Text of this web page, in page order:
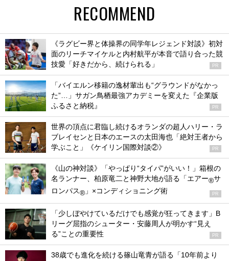
RECOMMEND
《ラグビー界と体操界の同学年レジェンド対談》初対
面のリーチマイケルと内村航平が本音で語り合った競
技愛「好きだから、続けられる」
PR
「バイエルン移籍の逸材輩出も“グラウンドがなかっ
た”…」サガン鳥栖最強アカデミーを変えた『企業版
ふるさと納税』
PR
世界の頂点に君臨し続けるオランダの超人ハリー・ラ
ブレイセンと日本のエースの太田海也「絶対王者から
学ぶこと」《ケイリン国際対談②》
PR
《山の神対談》「やっぱり“タイパ”がいい！」箱根の
名ランナー、柏原竜二と神野大地が語る「エアー®サ
ロンパス® 」×コンディショニング術 PR
「少しぼやけているだけでも感覚が狂ってきます」B
リーグ屈指のシューター・安藤周人が明かす“見え
る”ことの重要性
PR
38歳でも進化を続ける篠山竜青が語る「10年前より